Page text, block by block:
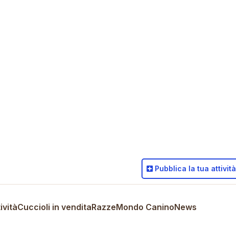
Cuccioli in venditaRazzeMondo CaninoNews
Pubblica la tua attività